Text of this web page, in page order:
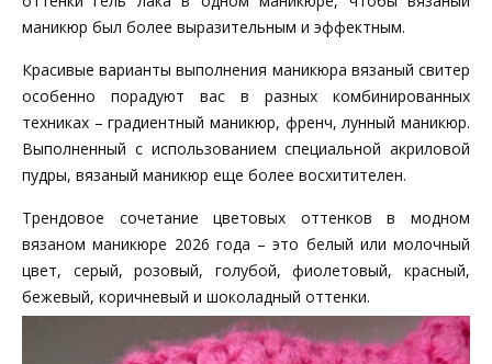
маникюр был более выразительным и эффектным.
Красивые варианты выполнения маникюра вязаный свитер
особенно порадуют вас в разных комбинированных
техниках – градиентный маникюр, френч, лунный маникюр.
Выполненный с использованием специальной акриловой
пудры, вязаный маникюр еще более восхитителен.
Трендовое сочетание цветовых оттенков в модном
вязаном маникюре 2026 года – это белый или молочный
цвет, серый, розовый, голубой, фиолетовый, красный,
бежевый, коричневый и шоколадный оттенки.